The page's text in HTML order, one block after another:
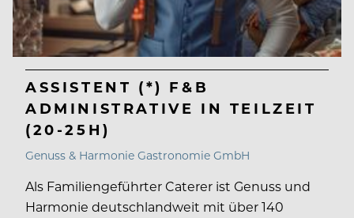
ASSISTENT (*) F&B
ADMINISTRATIVE IN TEILZEIT
(20-25H)
Genuss & Harmonie Gastronomie GmbH
Als Familiengeführter Caterer ist Genuss und
Harmonie deutschlandweit mit über 140